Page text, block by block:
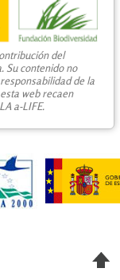
del
Su contenido no
de la
web recaen
a-LIFE.